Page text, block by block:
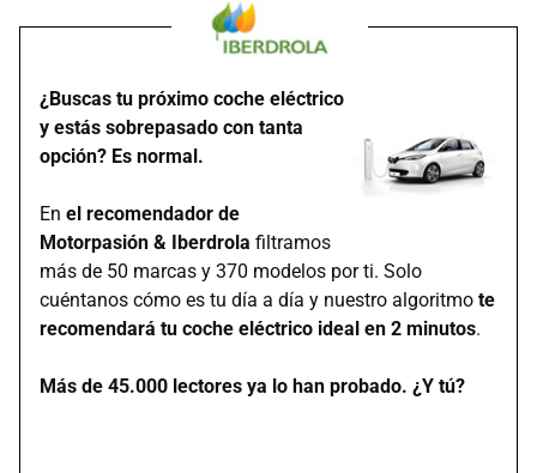
¿Buscas tu próximo coche eléctrico
y estás sobrepasado con tanta
opción? Es normal.
En el recomendador de
Motorpasión & Iberdrola filtramos
más de 50 marcas y 370 modelos por ti. Solo
cuéntanos cómo es tu día a día y nuestro algoritmo te
recomendará tu coche eléctrico ideal en 2 minutos.
Más de 45.000 lectores ya lo han probado. ¿Y tú?